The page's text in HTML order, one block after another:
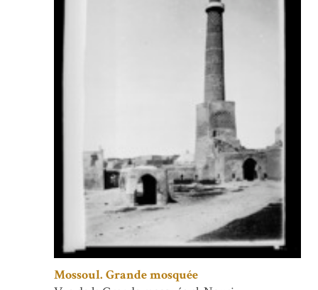
Mossoul. Grande mosquée